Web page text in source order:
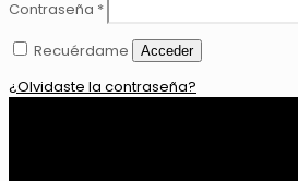
Contraseña *
Recuérdame
Acceder
¿Olvidaste la contraseña?